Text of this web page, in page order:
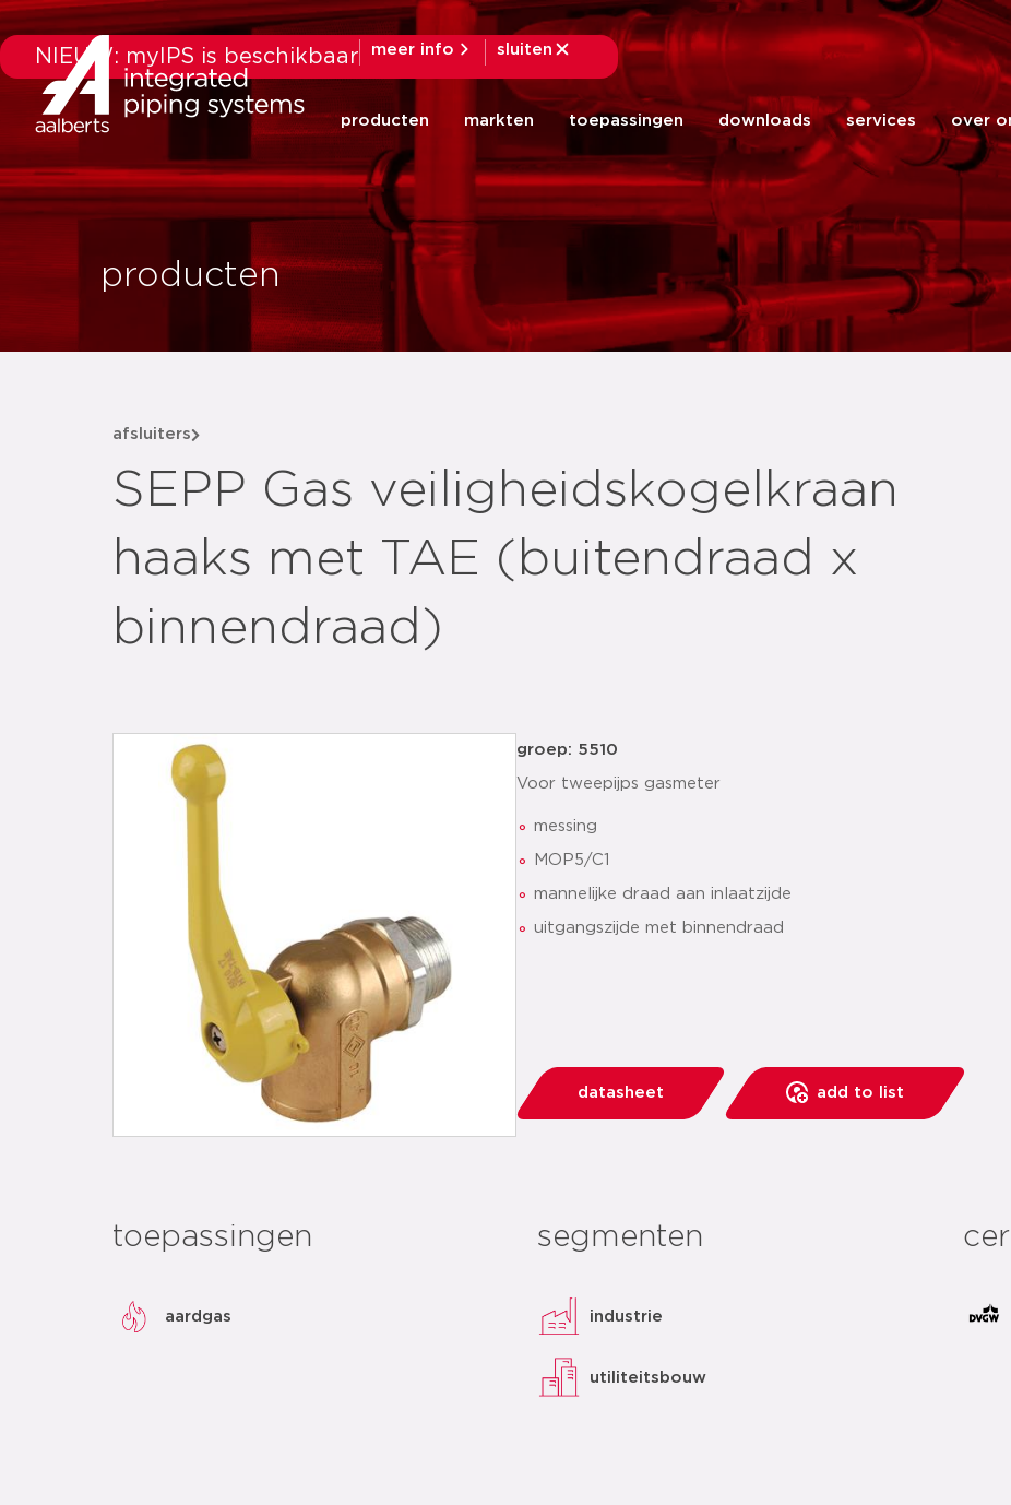
NIEUW: myIPS is beschikbaar meer info
sluiten
sluiten
producten markten toepassingen downloads services over
producten
afsluiters
SEPP Gas veiligheidskogelkraan
haaks met TAE (buitendraad x
binnendraad)
groep: 5510
Voor tweepijps gasmeter
messing
MOP5/C1
mannelijke draad aan inlaatzijde
uitgangszijde met binnendraad
datasheet add to list
toepassingen
aardgas
segmenten
industrie
utiliteitsbouw